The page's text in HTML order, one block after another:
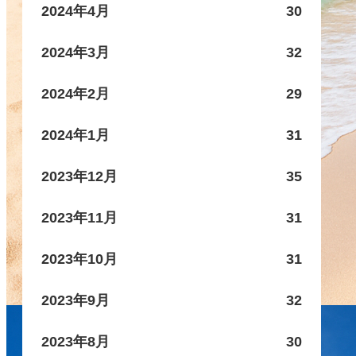
2024年4月 30
2024年3月 32
2024年2月 29
2024年1月 31
2023年12月 35
2023年11月 31
2023年10月 31
2023年9月 32
2023年8月 30